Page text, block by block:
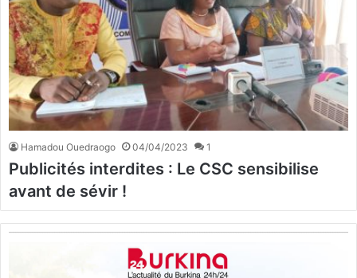
Hamadou Ouedraogo 04/04/2023 1
Publicités interdites : Le CSC sensibilise
avant de sévir !